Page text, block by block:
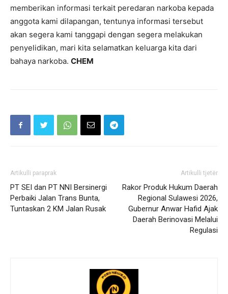
memberikan informasi terkait peredaran narkoba kepada
anggota kami dilapangan, tentunya informasi tersebut
akan segera kami tanggapi dengan segera melakukan
penyelidikan, mari kita selamatkan keluarga kita dari
bahaya narkoba. CHEM
Artikulli paraprak
PT SEI dan PT NNI Bersinergi
Perbaiki Jalan Trans Bunta,
Tuntaskan 2 KM Jalan Rusak
Artikulli tjetër
Rakor Produk Hukum Daerah
Regional Sulawesi 2026,
Gubernur Anwar Hafid Ajak
Daerah Berinovasi Melalui
Regulasi